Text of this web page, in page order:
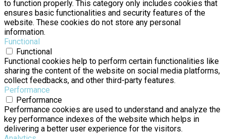
to function properly. This category only includes cookies that
ensures basic functionalities and security features of the
website. These cookies do not store any personal
information.
Functional
Functional
Functional cookies help to perform certain functionalities like
sharing the content of the website on social media platforms,
collect feedbacks, and other third-party features.
Performance
Performance
Performance cookies are used to understand and analyze the
key performance indexes of the website which helps in
delivering a better user experience for the visitors.